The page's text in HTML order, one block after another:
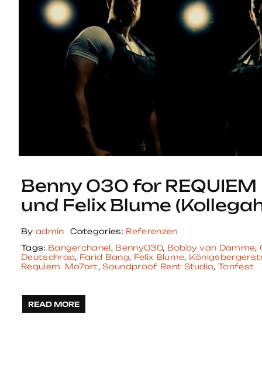
Benny 030 for
und Felix Blume
By admin Categories: Referenzen
Tags: Bangerchanel, Benny030, Bobby van Damme,
Deutschrap, Farid Bang, Felix Blume,
Requiem. Mo7art,Soundproof Rent Studio,Tonfest
READ MORE